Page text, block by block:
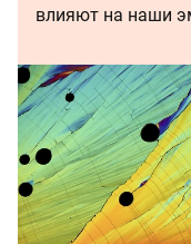
влияют на наши